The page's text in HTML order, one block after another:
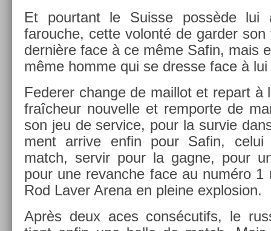
Et pour­tant le Suis­se possède lui
farouc­he, cette volonté de gard­er son
dernière face à ce même Safin, mais
même homme qui se dres­se face à lui
Feder­er chan­ge de mail­lot et re­part à
fraîcheur nouvel­le et re­mpor­te de
son jeu de ser­vice, pour la sur­vie
ment ar­rive enfin pour Safin,
match, ser­vir pour la gagne, pour
pour une re­vanche face au numéro 1
Rod Laver Arena en pleine ex­plos­ion.
Après deux aces con­sécutifs, le